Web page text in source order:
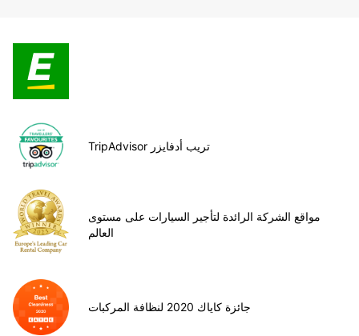
TripAdvisor تريب أدفايزر
مواقع الشركة الرائدة لتأجير السيارات على مستوى
العالم
جائزة كاياك 2020 لنظافة المركبات